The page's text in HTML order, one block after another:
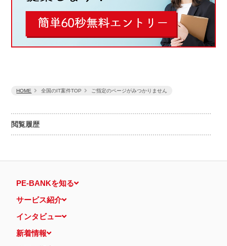
閲覧履歴
HOME 全国のIT案件TOP ご指定のページがみつかりません
PE-BANKを知る
サービス紹介
インタビュー
新着情報